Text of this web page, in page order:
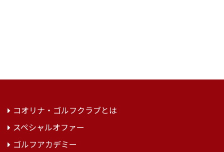
コオリナ・ゴルフクラブとは
スペシャルオファー
ゴルフアカデミー